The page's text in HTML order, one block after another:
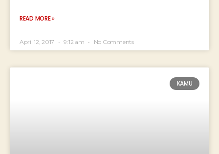
READ MORE »
April 12, 2017 9:12 am No Comments
KAMU